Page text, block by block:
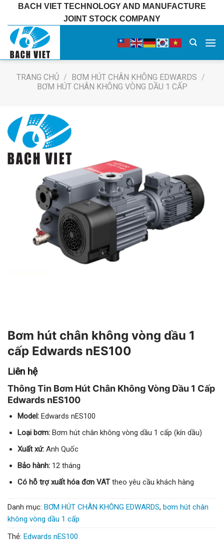
dung
BACH VIET TECHNOLOGY AND MANUFACTURE
JOINT STOCK COMPANY
TRANG CHỦ / BƠM HÚT CHÂN KHÔNG EDWARDS /
BƠM HÚT CHÂN KHÔNG VÒNG DẦU 1 CẤP
Bơm hút chân không vòng dầu 1
cấp Edwards nES100
Liên hệ
Thông Tin Bơm Hút Chân Không Vòng Dầu 1 Cấp
Edwards nES100
Model:Edwards nES100
Loại bơm:Bơm hút chân không vòng dầu 1 cấp (kín dầu)
Xuất xứ:Anh Quốc
Bảo hành:12 tháng
Có hỗ trợ xuất hóa đơn VATtheo yêu cầu khách hàng
Danh mục: BƠM HÚT CHÂN KHÔNG EDWARDS, bơm hút chân
không vòng dầu 1 cấp
Thẻ: Edwards nES100